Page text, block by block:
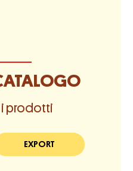
i prodotti
EXPORT